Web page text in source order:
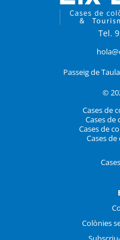
Tel.
Passeig de
©
Cases de
Cases de
Cases de
Cases
Colònies